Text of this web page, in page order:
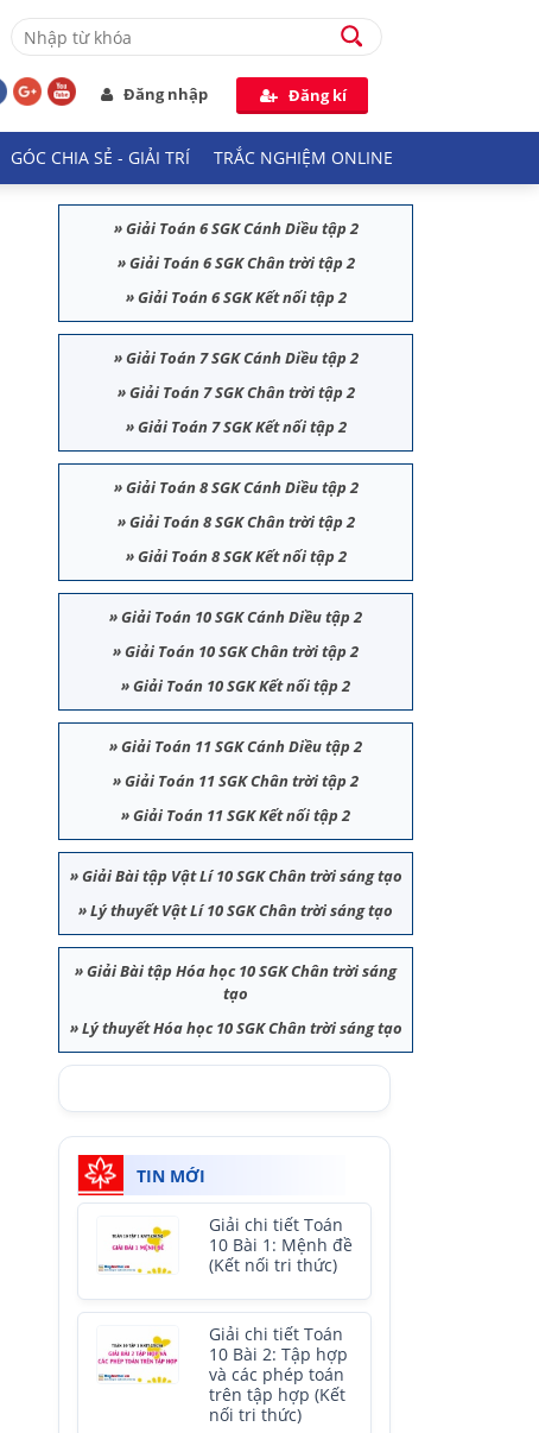
Đăng nhập Đăng kí
GÓC CHIA SẺ - GIẢI TRÍ TRẮC NGHIỆM ONLINE
»Giải Toán 6 SGK Cánh Diều tập 2
»Giải Toán 6 SGK Chân trời tập 2
»Giải Toán 6 SGK Kết nối tập 2
»Giải Toán 7 SGK Cánh Diều tập 2
»Giải Toán 7 SGK Chân trời tập 2
»Giải Toán 7 SGK Kết nối tập 2
»Giải Toán 8 SGK Cánh Diều tập 2
»Giải Toán 8 SGK Chân trời tập 2
»Giải Toán 8 SGK Kết nối tập 2
»Giải Toán 10 SGK Cánh Diều tập 2
»Giải Toán 10 SGK Chân trời tập 2
»Giải Toán 10 SGK Kết nối tập 2
»Giải Toán 11 SGK Cánh Diều tập 2
»Giải Toán 11 SGK Chân trời tập 2
»Giải Toán 11 SGK Kết nối tập 2
»Giải Bài tập Vật Lí 10 SGK Chân trời sáng tạo
»Lý thuyết Vật Lí 10 SGK Chân trời sáng tạo
»Giải Bài tập Hóa học 10 SGK Chân trời sáng
tạo
»Lý thuyết Hóa học 10 SGK Chân trời sáng tạo
TIN MỚI
Giải chi tiết Toán
10 Bài 1: Mệnh đề
(Kết nối tri thức)
Giải chi tiết Toán
10 Bài 2: Tập hợp
và các phép toán
trên tập hợp (Kết
nối tri thức)